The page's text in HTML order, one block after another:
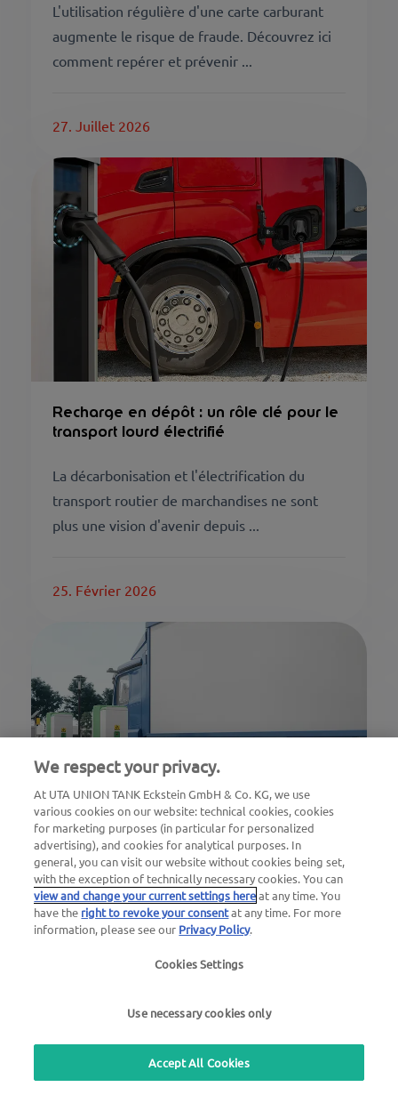
L'utilisation régulière d'une carte carburant
augmente le risque de fraude. Découvrez ici
comment repérer et prévenir ...
27. Juillet 2026
Recharge en dépôt : un rôle clé pour le
transport lourd électrifié
La décarbonisation et l'électrification du
transport routier de marchandises ne sont
plus une vision d'avenir depuis ...
25. Février 2026
Recharge pour camions électriques –
électrifier les routes européennes
En savoir plus sur la recharge publique, la
recharge en dépôt et la recharge à
We respect your privacy.
At UTA UNION TANK Eckstein GmbH & Co. KG, we use
various cookies on our website: technical cookies, cookies
for marketing purposes (in particular for personalized
advertising), and cookies for analytical purposes. In
general, you can visit our website without cookies being set,
with the exception of technically necessary cookies. You can
view and change your current settings hereat any time. You
have the right to revoke your consentat any time. For more
information, please see our Privacy Policy.
Cookies Settings
Use necessary cookies only
Accept All Cookies